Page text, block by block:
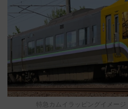
特急カムイラッピングイメージ